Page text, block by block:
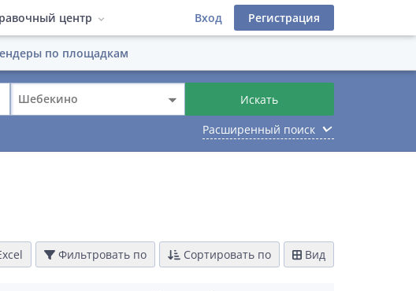
фильтры
интерфейс
тендеров
Лицензионный договор
центр
материалы
Вход Регистрация
по площадкам
Шебекино Искать
Расширенный поиск keyboard_arrow_down
Фильтровать по Сортировать по Вид